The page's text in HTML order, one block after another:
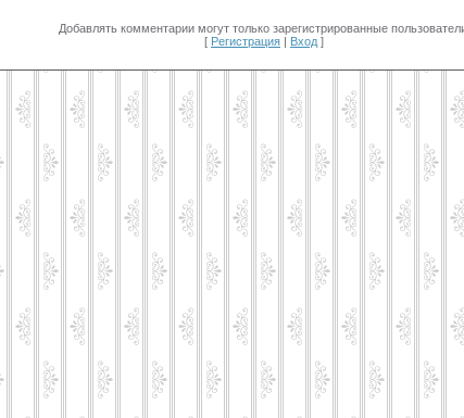
Добавлять комментарии могут только зарегистрированные
[ Регистрация | Вход ]